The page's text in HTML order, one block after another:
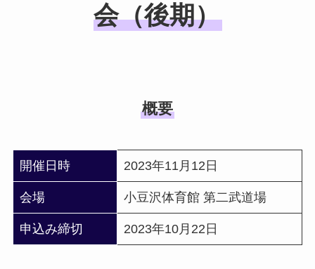
会（後期）
概要
開催日時 2023年11月12日
会場 小豆沢体育館 第二武道場
申込み締切 2023年10月22日